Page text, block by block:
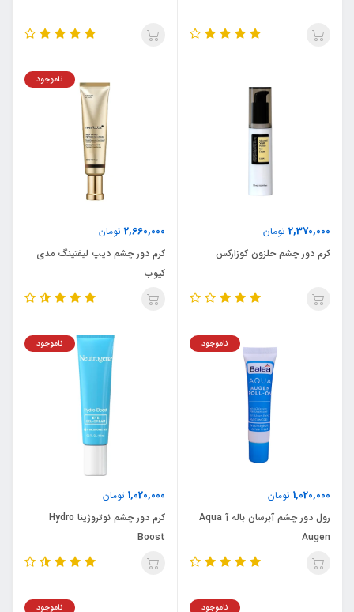
2,370,000 تومان
کرم دور چشم حلزون کوزارکس
2,660,000 تومان
ناموجود
کرم دور چشم دیپ لیفتینگ مدی
کیوب
1,020,000 تومان
ناموجود
رول دور چشم آبرسان باله آ Aqua
Augen
1,020,000 تومان
ناموجود
کرم دور چشم نوتروژینا Hydro
Boost
ناموجود ناموجود